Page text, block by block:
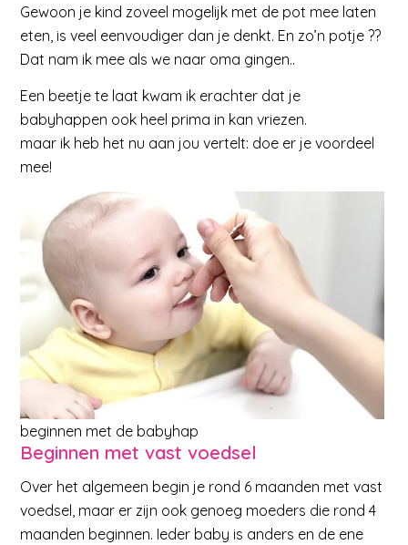
Gewoon je kind zoveel mogelijk met de pot mee laten
eten, is veel eenvoudiger dan je denkt. En zo’n potje ??
Dat nam ik mee als we naar oma gingen..
Een beetje te laat kwam ik erachter dat je
babyhappen ook heel prima in kan vriezen.
maar ik heb het nu aan jou vertelt: doe er je voordeel
mee!
beginnen met de babyhap
Beginnen met vast voedsel
Over het algemeen begin je rond 6 maanden met vast
voedsel, maar er zijn ook genoeg moeders die rond 4
maanden beginnen. Ieder baby is anders en de ene